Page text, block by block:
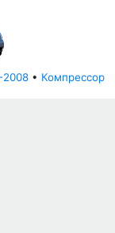
2008• Компрессор